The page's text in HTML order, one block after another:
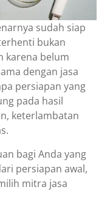
sudah siap
bukan
karena belum
dengan jasa
persiapan yang
pada hasil
keterlambatan
bagi Anda yang
persiapan awal,
mitra jasa